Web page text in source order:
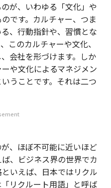
が、いわゆる「文化」や
です。カルチャー、つま
、行動指針や、習慣とな
このカルチャーや文化、
会社を形づけます。しか
や文化によるマネジメン
うことです。それは二つ
、ほぼ不可能に近いほど
、ビジネス界の世界でカ
いえば、日本ではリクル
リクルート用語」と呼ば